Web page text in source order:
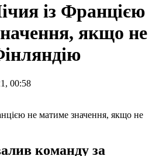
із Францією
якщо не
00:58
команду за